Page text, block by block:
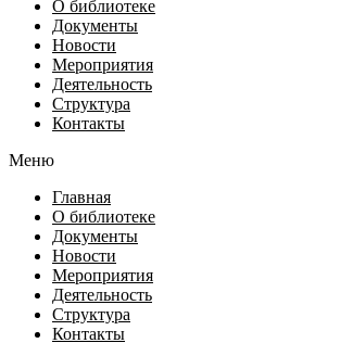
О библиотеке
Документы
Новости
Мероприятия
Деятельность
Структура
Контакты
Меню
Главная
О библиотеке
Документы
Новости
Мероприятия
Деятельность
Структура
Контакты